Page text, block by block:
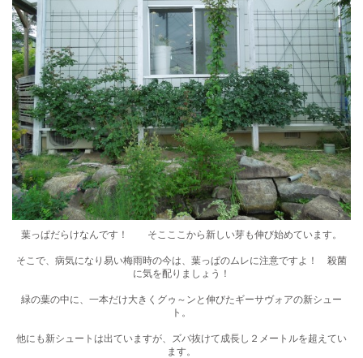
葉っぱだらけなんです！ そこここから新しい芽も伸び始めています。
そこで、病気になり易い梅雨時の今は、葉っぱのムレに注意ですよ！ 殺菌
に気を配りましょう！
緑の葉の中に、一本だけ大きくグゥ～ンと伸びたギーサヴォアの新シュー
ト。
他にも新シュートは出ていますが、ズバ抜けて成長し２メートルを超えてい
ます。